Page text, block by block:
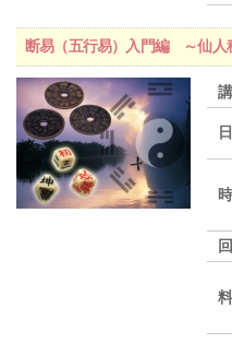
断易（五行易）入門編 ～仙人